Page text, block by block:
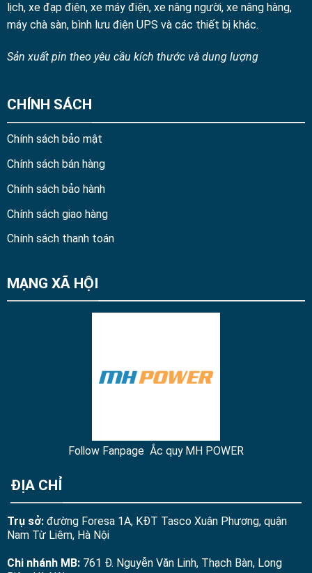
lịch, xe đạp điện, xe máy điện, xe nâng người, xe nâng hàng,
máy chà sàn, bình lưu điện UPS và các thiết bị khác.
Sản xuất pin theo yêu cầu kích thước và dung lượng
CHÍNH SÁCH
Chính sách bảo mật
Chính sách bán hàng
Chính sách bảo hành
Chính sách giao hàng
Chính sách thanh toán
MẠNG XÃ HỘI
Follow Fanpage Ắc quy MH POWER
ĐỊA CHỈ
Trụ sở:đường Foresa 1A, KĐT Tasco Xuân Phương, quận
Nam Từ Liêm, Hà Nội
Chi nhánh MB:761 Đ. Nguyễn Văn Linh, Thạch Bàn, Long